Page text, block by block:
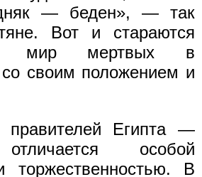
— беден», — так
Вот и стараются
мир мертвых в
со своим положением и
правителей Египта —
особой
торжественностью. В